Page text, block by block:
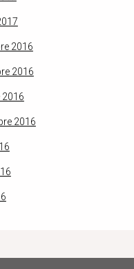
2016
2016
2016